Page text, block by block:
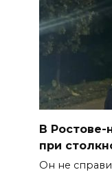
В Ростове-
при
Он не